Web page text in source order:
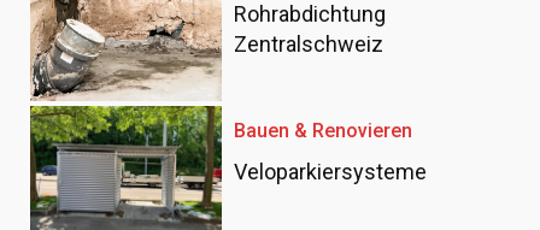
Rohrabdichtung
Zentralschweiz
Bauen & Renovieren
Veloparkiersysteme